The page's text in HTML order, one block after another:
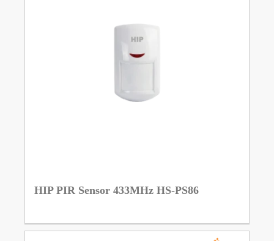
HIP PIR Sensor 433MHz HS-PS86